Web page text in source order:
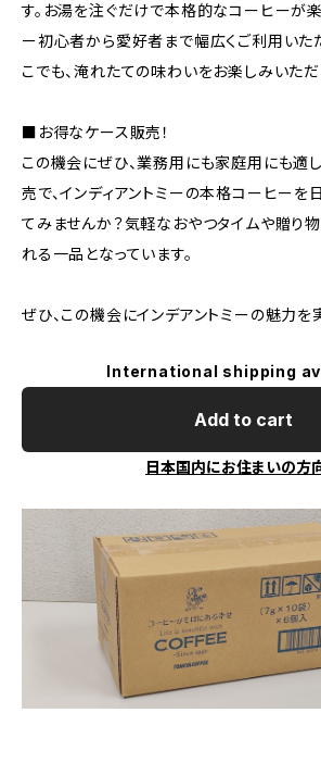
す。お湯を注ぐだけで本格的なコーヒーが
ー初心者から愛好者まで幅広くご利用いた
こでも、淹れたての味わいをお楽しみいただ
■お得なケース販売！
この機会にぜひ、業務用にも家庭用にも適
売で、インディアントミーの本格コーヒー
てみませんか？気軽なおやつタイムや贈り
れる一品となっています。
ぜひ、この機会にインデアントミーの魅力を
International shipping
Add to cart
日本国内にお住まいの方